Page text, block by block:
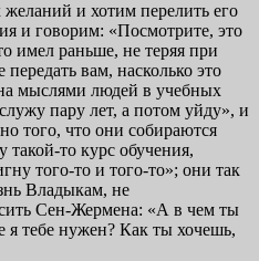
и хотим перелить его
и говорим: «Посмотрите, это
имел раньше, не теряя при
вам, насколько это
мыслями людей в учебных
пару лет, а потом уйду», и
того, что они собираются
такой-то курс обучения,
того-то и того-то»; они так
Владыкам, не
Сен-Жермена: «А в чем ты
я тебе нужен? Как ты хочешь,